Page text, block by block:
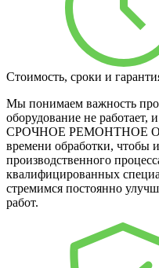
Стоимость, сроки и
Мы понимаем важность
оборудование не работает,
СРОЧНОЕ РЕМОНТНОЕ
времени обработки, чтобы
производственного
квалифицированных
стремимся постоянно
работ.